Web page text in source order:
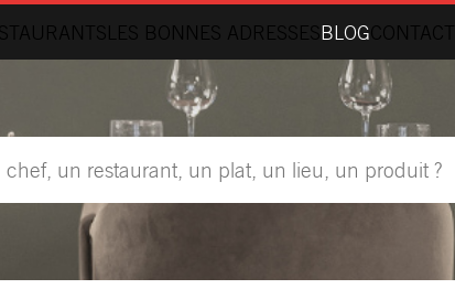
LES BONNES ADRESSESBLOGCONTACT